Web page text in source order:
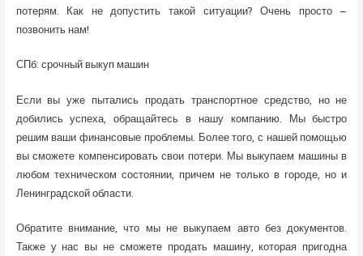
потерям. Как не допустить такой ситуации? Очень просто –
позвонить нам!
СПб: срочный выкуп машин
Если вы уже пытались продать транспортное средство, но не
добились успеха, обращайтесь в нашу компанию. Мы быстро
решим ваши финансовые проблемы. Более того, с нашей помощью
вы сможете компенсировать свои потери. Мы выкупаем машины в
любом техническом состоянии, причем не только в городе, но и
Ленинградской области.
Обратите внимание, что мы не выкупаем авто без документов.
Также у нас вы не сможете продать машину, которая пригодна